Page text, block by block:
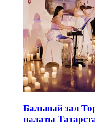
Бальный зал
палаты